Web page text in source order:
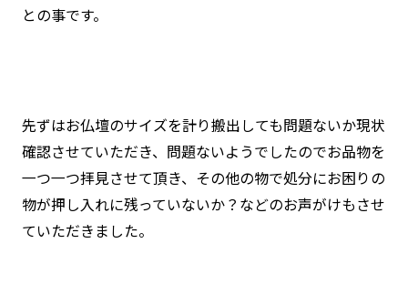
との事です。
先ずはお仏壇のサイズを計り搬出しても問題ないか現状
確認させていただき、問題ないようでしたのでお品物を
一つ一つ拝見させて頂き、その他の物で処分にお困りの
物が押し入れに残っていないか？などのお声がけもさせ
ていただきました。